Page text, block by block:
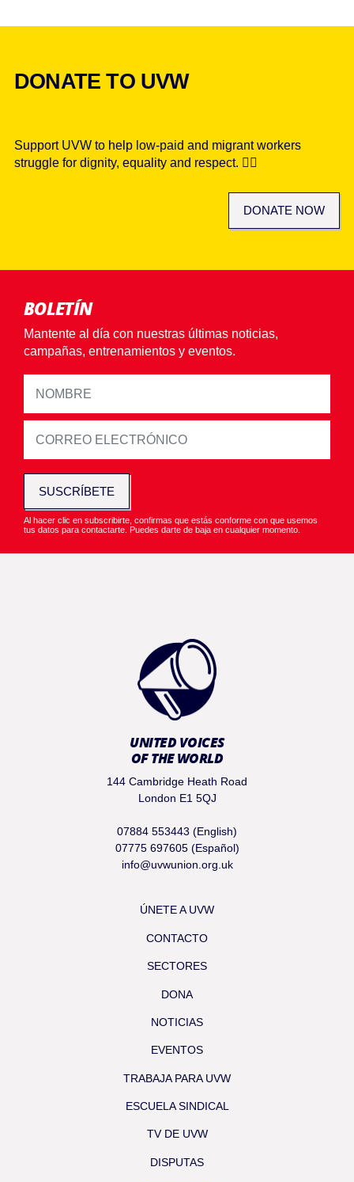
DONATE TO UVW
Support UVW to help low-paid and migrant workers
struggle for dignity, equality and respect. ✊🏾
DONATE NOW
BOLETÍN
Mantente al día con nuestras últimas noticias,
campañas, entrenamientos y eventos.
SUSCRÍBETE
Al hacer clic en subscribirte, confirmas que estás conforme con que usemos
tus datos para contactarte. Puedes darte de baja en cualquier momento.
UNITED VOICES
OF THE WORLD
144 Cambridge Heath Road
London E1 5QJ
07884 553443 (English)
07775 697605 (Español)
info@uvwunion.org.uk
ÚNETE A UVW
CONTACTO
SECTORES
DONA
NOTICIAS
EVENTOS
TRABAJA PARA UVW
ESCUELA SINDICAL
TV DE UVW
DISPUTAS